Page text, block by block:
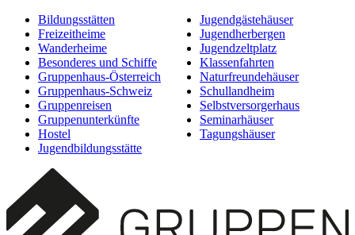
Bildungsstätten
Freizeitheime
Wanderheime
Besonderes und Schiffe
Gruppenhaus-Österreich
Gruppenhaus-Schweiz
Gruppenreisen
Gruppenunterkünfte
Hostel
Jugendbildungsstätte
Jugendgästehäuser
Jugendherbergen
Jugendzeltplatz
Klassenfahrten
Naturfreundehäuser
Schullandheim
Selbstversorgerhaus
Seminarhäuser
Tagungshäuser